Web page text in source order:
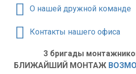
О нашей дружной команде
Контакты нашего офиса
3 бригады
БЛИЖАЙШИЙ МОНТАЖ